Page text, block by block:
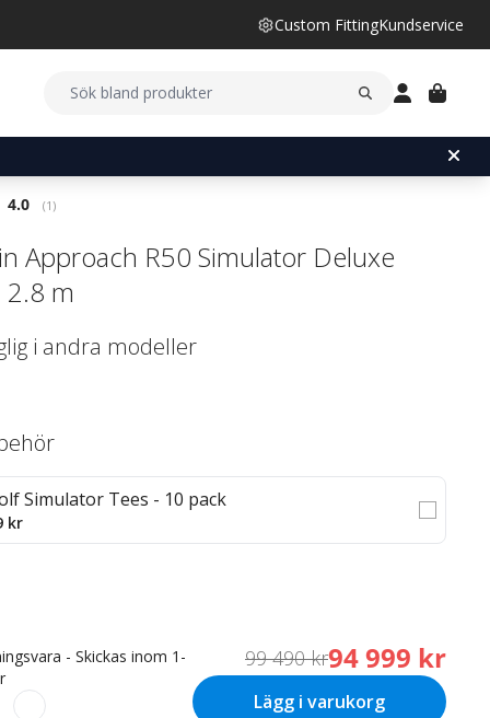
Custom FittingKundservice
Snittbetyg:
4.0 (röster:
1 )
Approach R50 Simulator Deluxe
2.8 m
i andra modeller
Simulator Tees - 10 pack
kr
- Skickas inom 1-
99 490 kr94 999 kr
Lägg i varukorg